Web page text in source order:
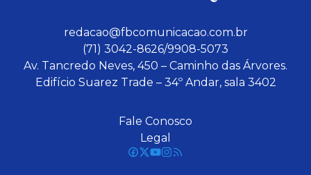
redacao@fbcomunicacao.com.br
(71) 3042-8626/9908-5073
Av. Tancredo Neves, 450 – Caminho das Árvores.
Edifício Suarez Trade – 34º Andar, sala 3402
Fale Conosco
Legal